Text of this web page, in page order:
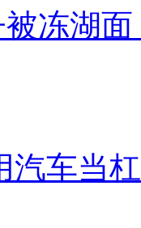
冻湖
汽车当